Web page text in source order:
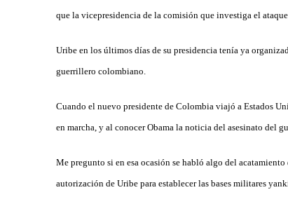
que la vicepresidencia de la comisión que investiga el
Uribe en los últimos días de su presidencia tenía ya
guerrillero colombiano.
Cuando el nuevo presidente de Colombia viajó a Estados
en marcha, y al conocer Obama la noticia del asesinato del
Me pregunto si en esa ocasión se habló algo del
autorización de Uribe para establecer las bases militares